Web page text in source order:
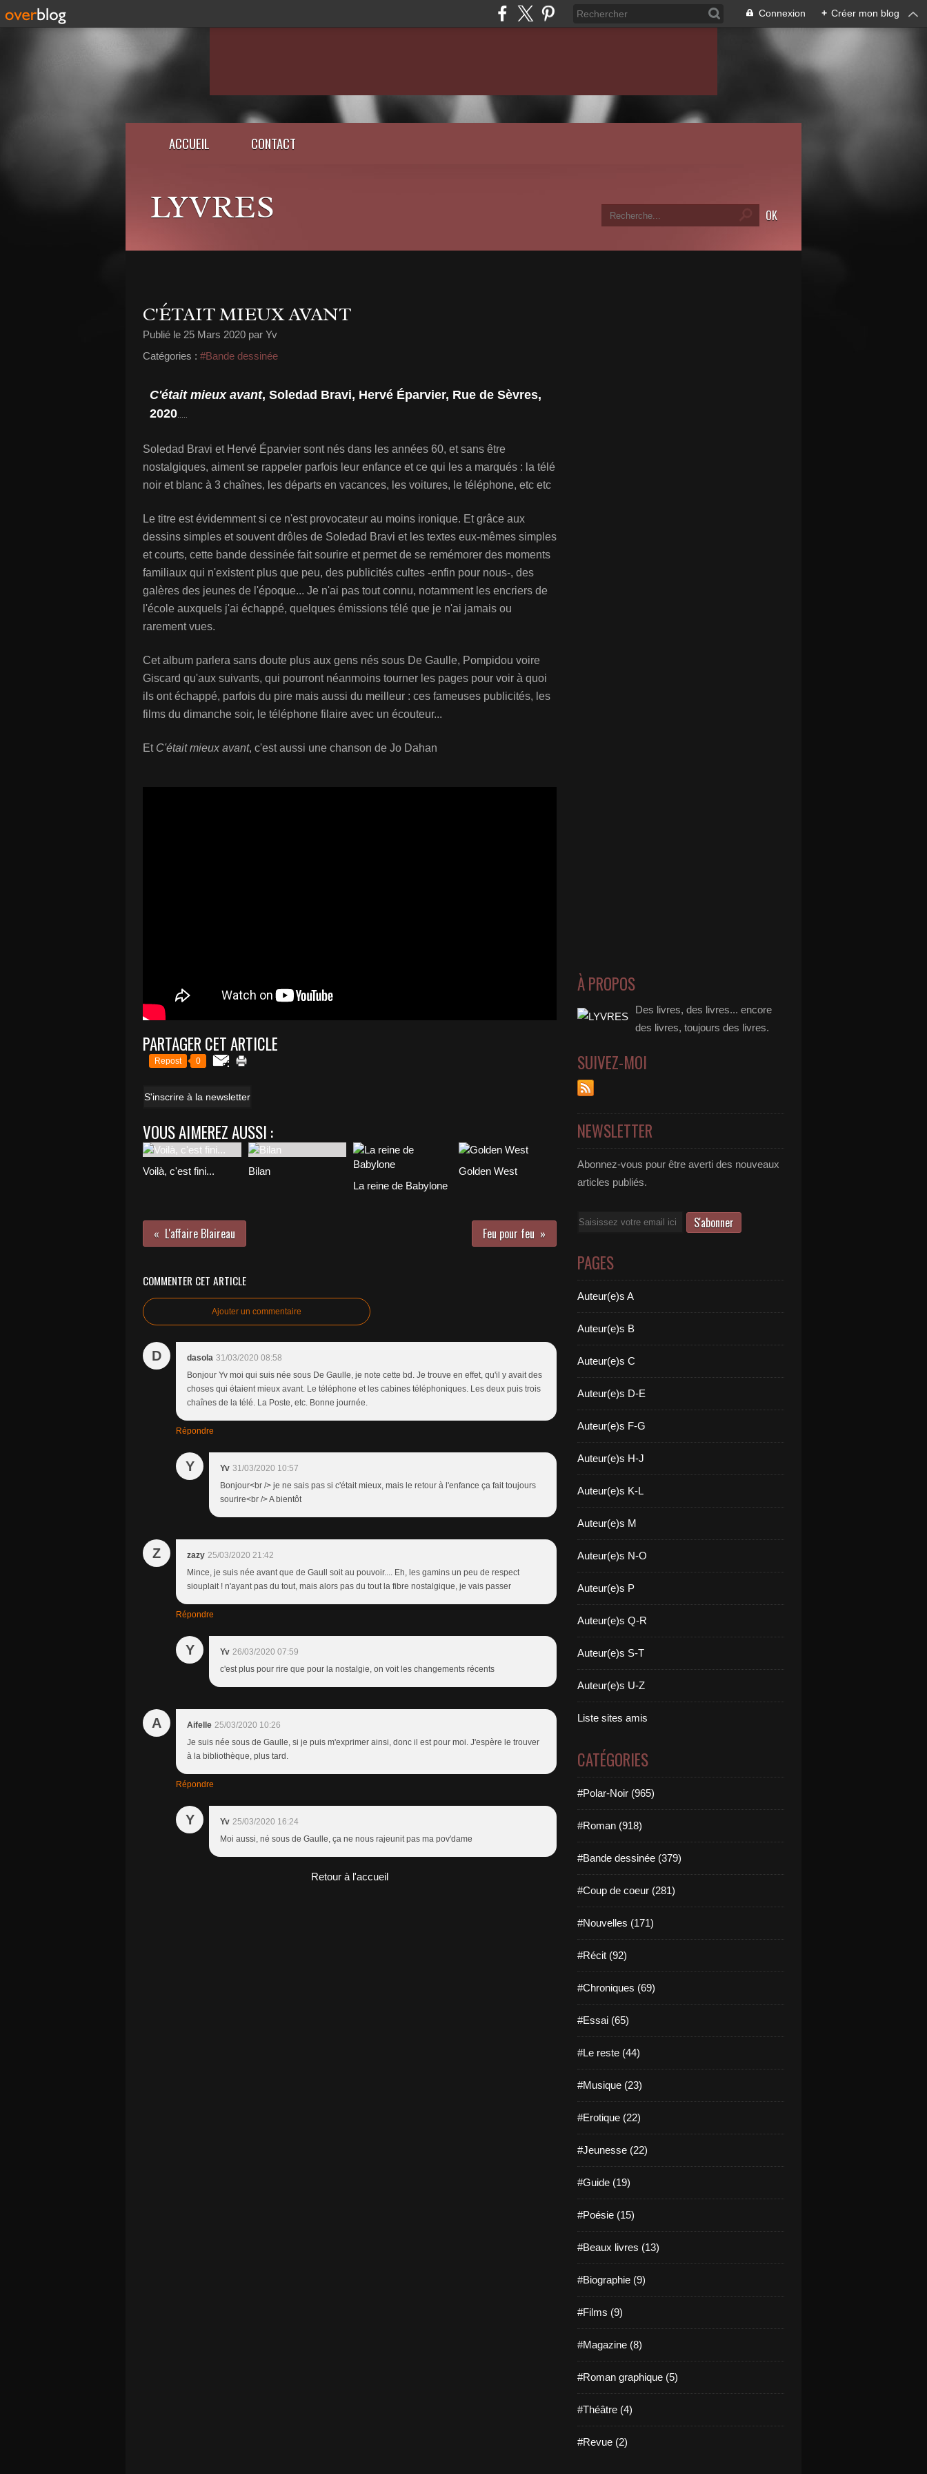
Connexion + Créer mon blog
ACCUEIL CONTACT
LYVRES
C'ÉTAIT MIEUX AVANT
Publié le 25 Mars 2020 par Yv
Catégories : #Bande dessinée
C'était mieux avant, Soledad Bravi, Hervé Éparvier, Rue de Sèvres,
2020
Soledad Bravi et Hervé Éparvier sont nés dans les années 60, et sans être
nostalgiques, aiment se rappeler parfois leur enfance et ce qui les a marqués : la télé
noir et blanc à 3 chaînes, les départs en vacances, les voitures, le téléphone, etc etc
Le titre est évidemment si ce n'est provocateur au moins ironique. Et grâce aux
dessins simples et souvent drôles de Soledad Bravi et les textes eux-mêmes simples
et courts, cette bande dessinée fait sourire et permet de se remémorer des moments
familiaux qui n'existent plus que peu, des publicités cultes -enfin pour nous-, des
galères des jeunes de l'époque... Je n'ai pas tout connu, notamment les encriers de
l'école auxquels j'ai échappé, quelques émissions télé que je n'ai jamais ou
rarement vues.
Cet album parlera sans doute plus aux gens nés sous De Gaulle, Pompidou voire
Giscard qu'aux suivants, qui pourront néanmoins tourner les pages pour voir à quoi
ils ont échappé, parfois du pire mais aussi du meilleur : ces fameuses publicités, les
films du dimanche soir, le téléphone filaire avec un écouteur...
Et C'était mieux avant, c'est aussi une chanson de Jo Dahan
PARTAGER CET ARTICLE
Repost 0
S'inscrire à la newsletter
VOUS AIMEREZ AUSSI :
Voilà, c'est fini...
Bilan
La reine de Babylone
Golden West
L'affaire Blaireau Feu pour feu
COMMENTER CET ARTICLE
Ajouter un commentaire
D dasola 31/03/2020 08:58
Bonjour Yv moi qui suis née sous De Gaulle, je note cette bd. Je trouve en effet, qu'il y avait des
choses qui étaient mieux avant. Le téléphone et les cabines téléphoniques. Les deux puis trois
chaînes de la télé. La Poste, etc. Bonne journée.
Répondre
Y Yv 31/03/2020 10:57
Bonjour<br /> je ne sais pas si c'était mieux, mais le retour à l'enfance ça fait toujours
sourire<br /> A bientôt
Z zazy 25/03/2020 21:42
Mince, je suis née avant que de Gaull soit au pouvoir.... Eh, les gamins un peu de respect
siouplait ! n'ayant pas du tout, mais alors pas du tout la fibre nostalgique, je vais passer
Répondre
Y Yv 26/03/2020 07:59
c'est plus pour rire que pour la nostalgie, on voit les changements récents
A Aifelle 25/03/2020 10:26
Je suis née sous de Gaulle, si je puis m'exprimer ainsi, donc il est pour moi. J'espère le trouver
à la bibliothèque, plus tard.
Répondre
Y Yv 25/03/2020 16:24
Moi aussi, né sous de Gaulle, ça ne nous rajeunit pas ma pov'dame
Retour à l'accueil
À PROPOS
Des livres, des livres... encore
des livres, toujours des livres.
SUIVEZ-MOI
NEWSLETTER
Abonnez-vous pour être averti des nouveaux
articles publiés.
Email
PAGES
Auteur(e)s A
Auteur(e)s B
Auteur(e)s C
Auteur(e)s D-E
Auteur(e)s F-G
Auteur(e)s H-J
Auteur(e)s K-L
Auteur(e)s M
Auteur(e)s N-O
Auteur(e)s P
Auteur(e)s Q-R
Auteur(e)s S-T
Auteur(e)s U-Z
Liste sites amis
CATÉGORIES
#Polar-Noir (965)
#Roman (918)
#Bande dessinée (379)
#Coup de coeur (281)
#Nouvelles (171)
#Récit (92)
#Chroniques (69)
#Essai (65)
#Le reste (44)
#Musique (23)
#Erotique (22)
#Jeunesse (22)
#Guide (19)
#Poésie (15)
#Beaux livres (13)
#Biographie (9)
#Films (9)
#Magazine (8)
#Roman graphique (5)
#Théâtre (4)
#Revue (2)